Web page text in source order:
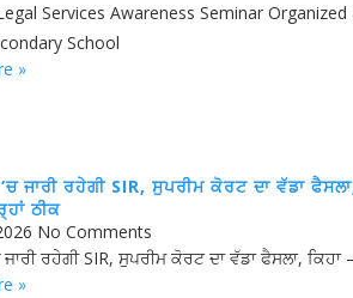
Services Awareness Seminar
School
»
ਜਾਰੀ ਰਹੇਗੀ SIR, ਸੁਪਰੀਮ ਕੋਰਟ ਦਾ ਵੱਡਾ
ਠੀਕ
No Comments
ਜਾਰੀ ਰਹੇਗੀ SIR, ਸੁਪਰੀਮ ਕੋਰਟ ਦਾ ਵੱਡਾ ਫੈਸਲਾ,
»